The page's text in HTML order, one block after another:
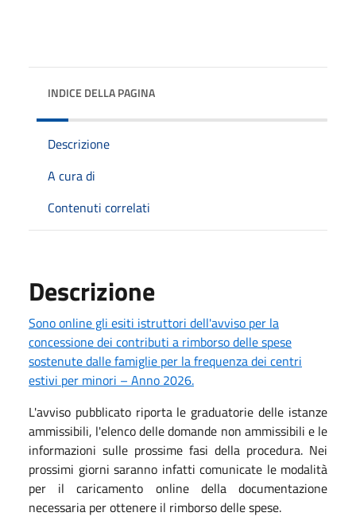
INDICE DELLA PAGINA
Descrizione
A cura di
Contenuti correlati
Descrizione
Sono online gli esiti istruttori dell'avviso per la
concessione dei contributi a rimborso delle spese
sostenute dalle famiglie per la frequenza dei centri
estivi per minori – Anno 2026.
L'avviso pubblicato riporta le graduatorie delle istanze
ammissibili, l'elenco delle domande non ammissibili e le
informazioni sulle prossime fasi della procedura. Nei
prossimi giorni saranno infatti comunicate le modalità
per il caricamento online della documentazione
necessaria per ottenere il rimborso delle spese.